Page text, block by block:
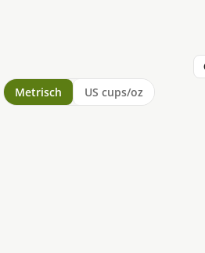
Metrisch US cups/oz